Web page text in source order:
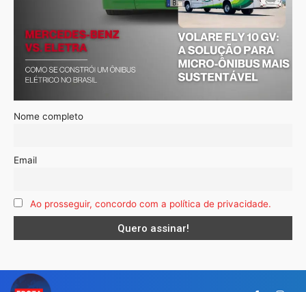
Nome completo
Email
Ao prosseguir, concordo com a política de privacidade.